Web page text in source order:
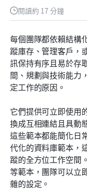
閱讀約 17 分鐘
每個團隊都依賴結構
蹤庫存、管理客戶，
訊保持有序且易於存
間、規劃與技術能力
定工作的原因。
它們提供可立即使用
換成互相連結且具動
這些範本都能簡化日
代化的資料庫範本，
蹤的全方位工作空間
等範本，團隊可以立
雜的設定。
現成可用的資料庫
比較：傳統資料庫
建立高效資料庫的
結論
常見問題
相關閱讀